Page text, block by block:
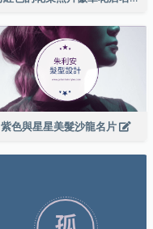
紫色與星星美髮沙龍名片